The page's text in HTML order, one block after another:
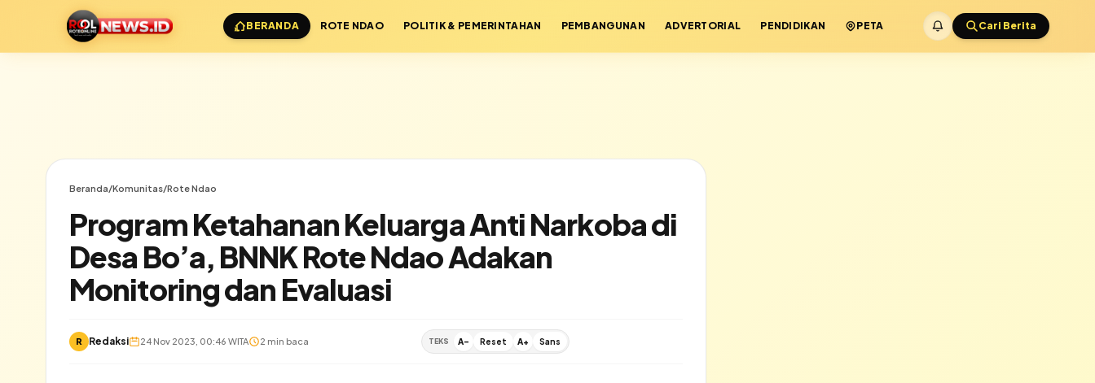
BERANDA ROTE NDAO POLITIK & PEMERINTAHAN PEMBANGUNAN ADVERTORIAL PENDIDIKAN PETA Cari Berita
Beranda/Komunitas/Rote Ndao
Program Ketahanan Keluarga Anti Narkoba di
Desa Bo’a, BNNK Rote Ndao Adakan
Monitoring dan Evaluasi
R Redaksi 24 Nov 2023, 00:46 WITA 2 min baca TEKS A- Reset A+ Sans
✕
Lihat semua hasil →